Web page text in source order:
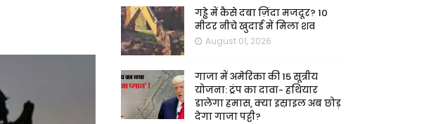
गड्ढे में कैसे दबा ज़िंदा मजदूर? 10
मीटर नीचे खुदाई में मिला शव
August 01, 2026
गाजा में अमेरिका की 15 सूत्रीय
योजना: ट्रंप का दावा- हथियार
डालेगा हमास, क्या इस्राइल अब छोड़
देगा गाजा पट्टी?